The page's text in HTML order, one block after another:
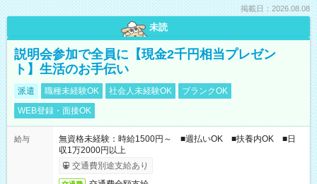
掲載日：2026.08.08
未読
説明会参加で全員に【現金2千円相当プレゼン
ト】生活のお手伝い
派遣 職種未経験OK 社会人未経験OK
ブランクOK
WEB登録・面接OK
給与
無資格未経験：時給1500円～ ■週払いOK ■扶養内OK ■日
収1万2000円以上
交通費別途支給あり